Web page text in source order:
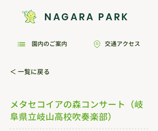
NAGARA PARK
園内のご案内 交通アクセス
＜ 一覧に戻る
メタセコイアの森コンサート（岐
阜県立岐山高校吹奏楽部）